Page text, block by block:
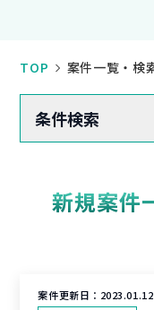
TOP 案件一覧・検
条件検索
新規案件
案件更新日： 2023.01.12